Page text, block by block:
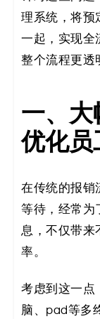
理系统，将预
一起，实现全
整个流程更透
一、大
优化
在传统的报销
等待，经常为
息，不仅带来
率。
考虑到这一点
脑、pad等多